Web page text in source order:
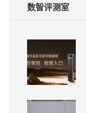
数智评测室